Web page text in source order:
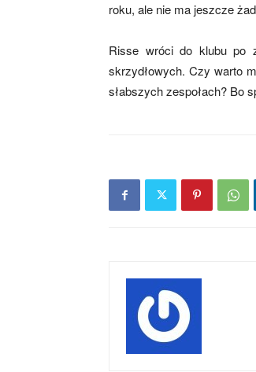
roku, ale nie ma jeszcze
Risse wróci do klubu po
skrzydłowych. Czy warto
słabszych zespołach? Bo